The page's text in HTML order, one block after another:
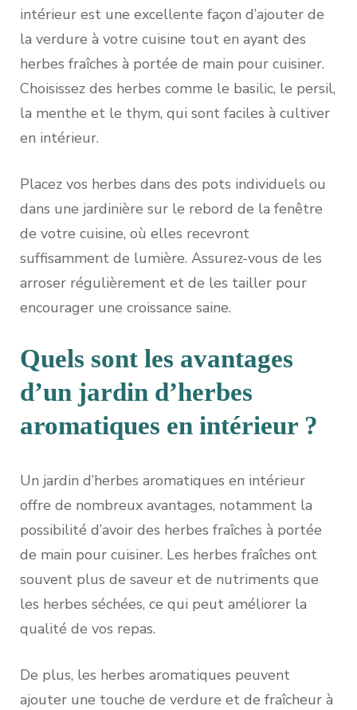
intérieur est une excellente façon d’ajouter de
la verdure à votre cuisine tout en ayant des
herbes fraîches à portée de main pour cuisiner.
Choisissez des herbes comme le basilic, le persil,
la menthe et le thym, qui sont faciles à cultiver
en intérieur.
Placez vos herbes dans des pots individuels ou
dans une jardinière sur le rebord de la fenêtre
de votre cuisine, où elles recevront
suffisamment de lumière. Assurez-vous de les
arroser régulièrement et de les tailler pour
encourager une croissance saine.
Quels sont les avantages
d’un jardin d’herbes
aromatiques en intérieur ?
Un jardin d’herbes aromatiques en intérieur
offre de nombreux avantages, notamment la
possibilité d’avoir des herbes fraîches à portée
de main pour cuisiner. Les herbes fraîches ont
souvent plus de saveur et de nutriments que
les herbes séchées, ce qui peut améliorer la
qualité de vos repas.
De plus, les herbes aromatiques peuvent
ajouter une touche de verdure et de fraîcheur à